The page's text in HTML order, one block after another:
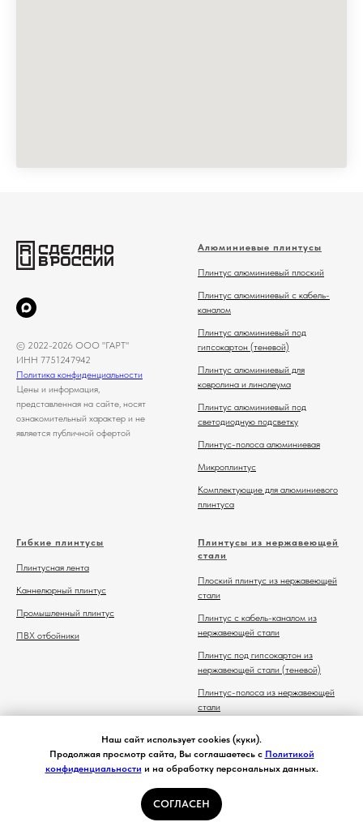
Наш сайт использует cookies (куки).
Продолжая просмотр сайта, Вы соглашаетесь с Политикой
конфиденциальности и на обработку персональных данных.
СОГЛАСЕН
Контакты
© 2022-2026 ООО "ГАРТ"
ИНН 7751247942
Политика конфиденциальности
Цены и информация,
представленная на сайте, носят
ознакомительный характер и не
является публичной офертой
Алюминиевые плинтусы
Плинтус алюминиевый плоский
Плинтус алюминиевый с кабель-
каналом
Плинтус алюминиевый под
гипсокартон (теневой)
Плинтус алюминиевый для
ковролина и линолеума
Плинтус алюминиевый под
светодиодную подсветку
Плинтус-полоса алюминиевая
Микроплинтус
Комплектующие для алюминиевого
плинтуса
Гибкие плинтусы
Плинтусная лента
Каннелюрный плинтус
Промышленный плинтус
ПВХ отбойники
Плинтусы из нержавеющей
стали
Плоский плинтус из нержавеющей
стали
Плинтус с кабель-каналом из
нержавеющей стали
Плинтус под гипсокартон из
нержавеющей стали (теневой)
Плинтус-полоса из нержавеющей
стали
нержавеющей стали